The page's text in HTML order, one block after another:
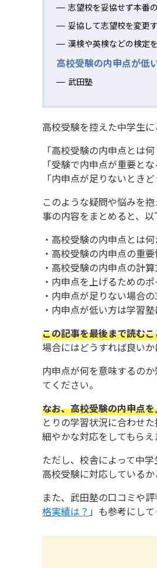
志望校を妥協せず本番
妥協して志望校を変更
漢検や英検などの検定
高校受験の内申点が低
武田塾
高校受験を控えた中学生
「高校受験の内申点とは何
「受験で内申点が重要とな
「内申点が足りないとき
このような疑問や悩みを
事の内容をまとめると、以
・高校受験の内申点とは
・高校受験の内申点の重
・高校受験の内申点の計
・内申点を上げるための
・内申点が足りない場合
・内申点が低い方は学習
この記事を最後まで読む
場合にはどうすれば良いか
内申点が何を意味するの
てください。
なお、高校受験の内申点
とりの学習状況に合わせ
細やかな対応をしてもらえ
ただし、校舎によって中
高校受験に対応しているか
また、武田塾の口コミや
格実績は？ 」も参考にして